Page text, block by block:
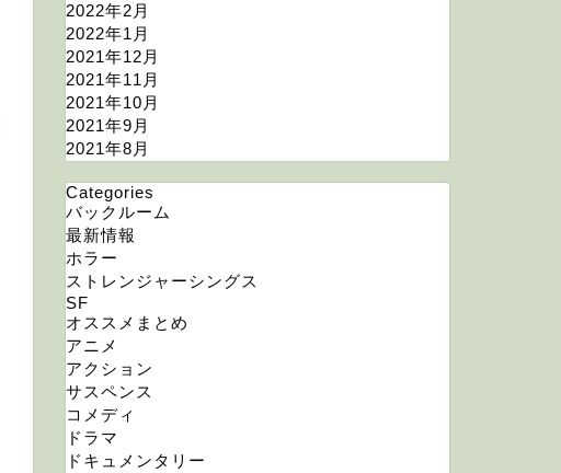
2022年2月
2022年1月
2021年12月
2021年11月
2021年10月
2021年9月
2021年8月
Categories
バックルーム
最新情報
ホラー
ストレンジャーシングス
SF
オススメまとめ
アニメ
アクション
サスペンス
コメディ
ドラマ
ドキュメンタリー